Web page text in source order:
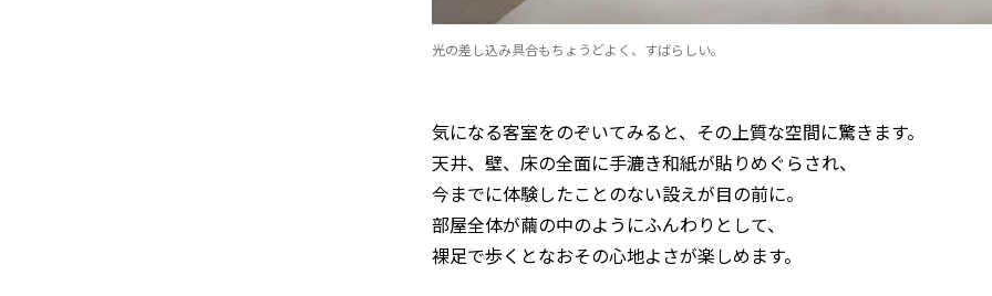
光の差し込み具合もちょうどよく、すばらしい。
気になる客室をのぞいてみると、その上質な空間に驚きます。
天井、壁、床の全面に手漉き和紙が貼りめぐらされ、
今までに体験したことのない設えが目の前に。
部屋全体が繭の中のようにふんわりとして、
裸足で歩くとなおその心地よさが楽しめます。